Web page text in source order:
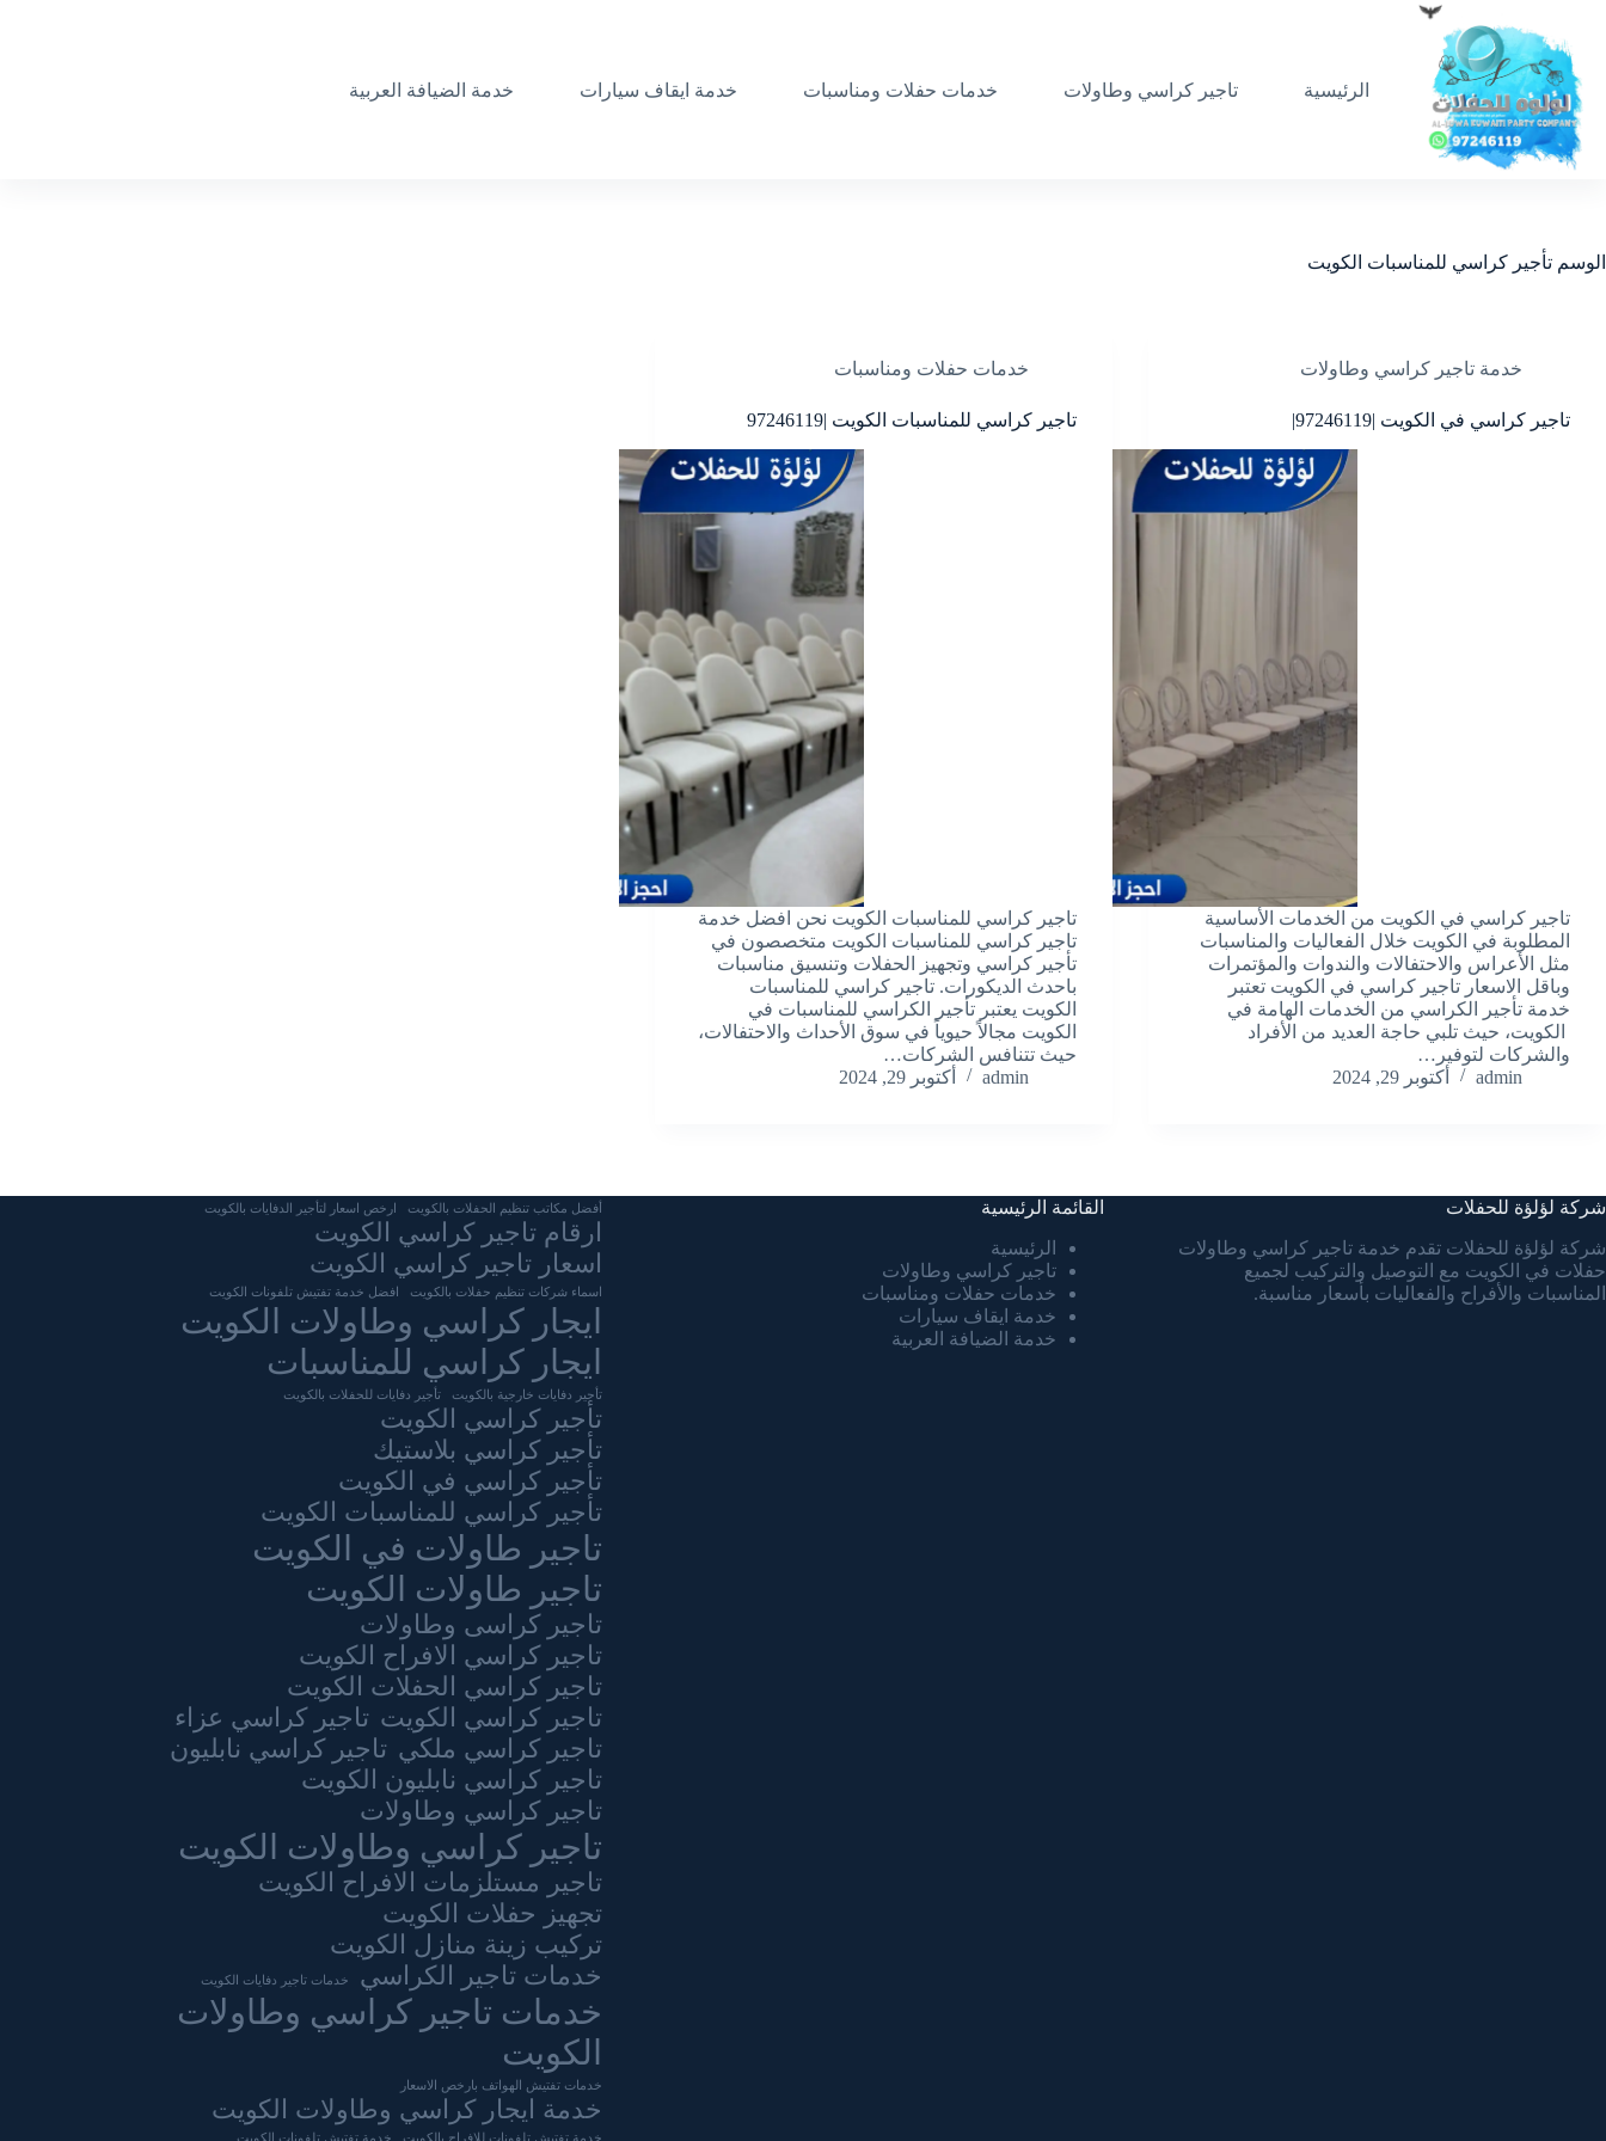
المحتوى
الرئيسية
تاجير كراسي وطاولات خدمات حفلات ومناسبات خدمة ايقاف سيارات خدمة الضيافة العربية
الوسم تأجير كراسي للمناسبات الكويت
خدمة تاجير كراسي وطاولات
تاجير كراسي في الكويت |97246119|
تاجير كراسي في الكويت من الخدمات الأساسية
المطلوبة في الكويت خلال الفعاليات والمناسبات
مثل الأعراس والاحتفالات والندوات والمؤتمرات
وباقل الاسعار تاجير كراسي في الكويت تعتبر
خدمة تأجير الكراسي من الخدمات الهامة في
الكويت، حيث تلبي حاجة العديد من الأفراد
والشركات لتوفير…
admin
أكتوبر 29, 2024
خدمات حفلات ومناسبات
تاجير كراسي للمناسبات الكويت |97246119
تاجير كراسي للمناسبات الكويت نحن افضل خدمة
تاجير كراسي للمناسبات الكويت متخصصون في
تأجير كراسي وتجهيز الحفلات وتنسيق مناسبات
باحدث الديكورات. تاجير كراسي للمناسبات
الكويت يعتبر تأجير الكراسي للمناسبات في
الكويت مجالاً حيوياً في سوق الأحداث والاحتفالات،
حيث تتنافس الشركات…
admin
أكتوبر 29, 2024
شركة لؤلؤة للحفلات
شركة لؤلؤة للحفلات تقدم خدمة تاجير كراسي وطاولات
حفلات في الكويت مع التوصيل والتركيب لجميع
المناسبات والأفراح والفعاليات بأسعار مناسبة.
القائمة الرئيسية
الرئيسية
تاجير كراسي وطاولات
خدمات حفلات ومناسبات
خدمة ايقاف سيارات
خدمة الضيافة العربية
أفضل مكاتب تنظيم الحفلات بالكويت ارخص اسعار لتأجير الدفايات بالكويت
ارقام تاجير كراسي الكويت
اسعار تاجير كراسي الكويت
اسماء شركات تنظيم حفلات بالكويت افضل خدمة تفتيش تلفونات الكويت
ايجار كراسي وطاولات الكويت
ايجار كراسي للمناسبات
تأجير دفايات خارجية بالكويت تأجير دفايات للحفلات بالكويت
تأجير كراسي الكويت
تأجير كراسي بلاستيك
تأجير كراسي في الكويت
تأجير كراسي للمناسبات الكويت
تاجير طاولات في الكويت
تاجير طاولات الكويت
تاجير كراسى وطاولات
تاجير كراسي الافراح الكويت
تاجير كراسي الحفلات الكويت
تاجير كراسي الكويت تاجير كراسي عزاء
تاجير كراسي ملكي تاجير كراسي نابليون
تاجير كراسي نابليون الكويت
تاجير كراسي وطاولات
تاجير كراسي وطاولات الكويت
تاجير مستلزمات الافراح الكويت
تجهيز حفلات الكويت
تركيب زينة منازل الكويت
خدمات تاجير الكراسي
خدمات تاجير دفايات الكويت
خدمات تاجير كراسي وطاولات
الكويت
خدمات تفتيش الهواتف بارخص الاسعار
خدمة ايجار كراسي وطاولات الكويت
خدمة تفتيش تلفونات للافراح بالكويت خدمة تفتيش تلفونات الكويت